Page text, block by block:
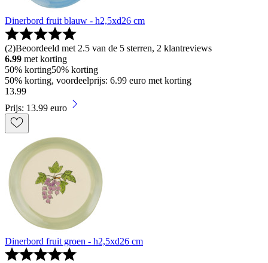
Dinerbord fruit blauw - h2,5xd26 cm
(2)Beoordeeld met 2.5 van de 5 sterren, 2 klantreviews
6.99 met korting
50% korting50% korting
50% korting, voordeelprijs: 6.99 euro met korting
13.99
Prijs: 13.99 euro
Dinerbord fruit groen - h2,5xd26 cm